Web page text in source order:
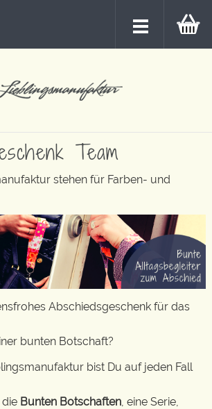
Team
stehen für Farben- und
Abschiedsgeschenk für das
bunten Botschaft?
bist Du auf jeden Fall
die Bunten Botschaften, eine Serie,